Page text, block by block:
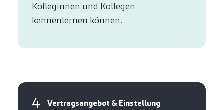
Kolleginnen und Kollegen
kennenlernen können.
4 Vertragsangebot & Einstellung